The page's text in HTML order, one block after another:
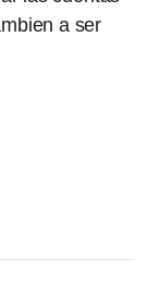
a ser